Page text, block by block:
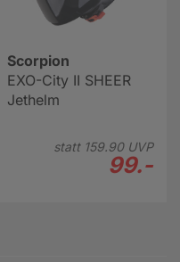
Scorpion
EXO-City II SHEER
Jethelm
statt 159.90UVP
99.-